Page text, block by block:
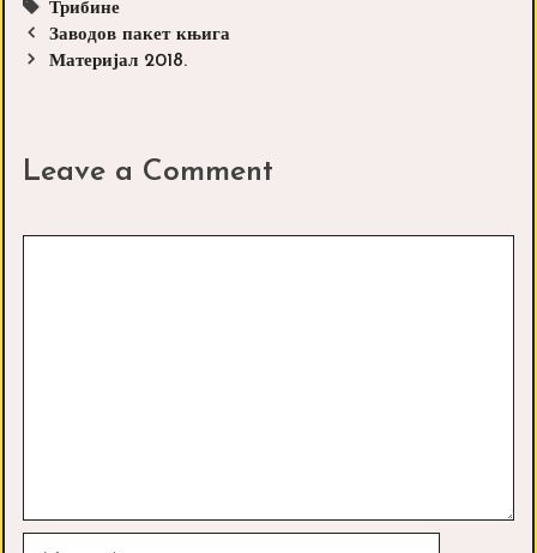
Tags
Трибине
Post
navigation
Заводов пакет књига
Материјал 2018.
Leave a Comment